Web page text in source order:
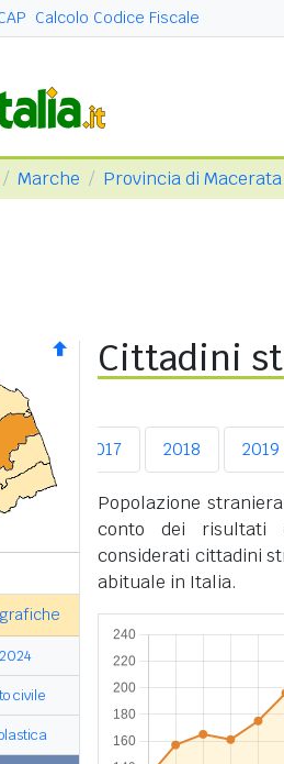
Calcolo Codice Fiscale
Marche Provincia di Macerata
civile
Cittadini
2016 2017 2018 2019
Popolazione
conto dei risultati
considerati cittadini
abituale in Italia.